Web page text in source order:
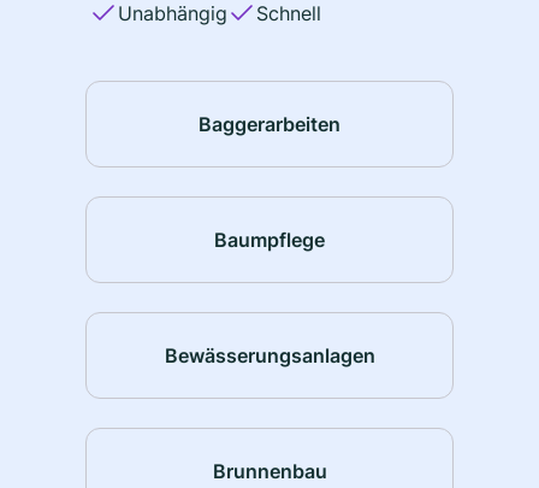
Unabhängig
Schnell
Baggerarbeiten
Baumpflege
Bewässerungsanlagen
Brunnenbau